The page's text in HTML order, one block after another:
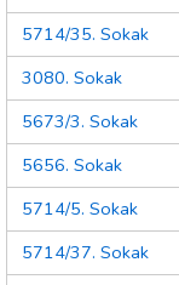
5714/35. Sokak
3080. Sokak
5673/3. Sokak
5656. Sokak
5714/5. Sokak
5714/37. Sokak